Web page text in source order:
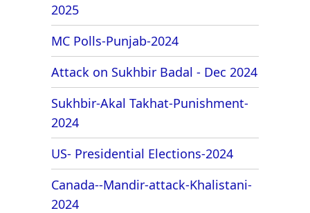
2025
MC Polls-Punjab-2024
Attack on Sukhbir Badal - Dec 2024
Sukhbir-Akal Takhat-Punishment-
2024
US- Presidential Elections-2024
Canada--Mandir-attack-Khalistani-
2024